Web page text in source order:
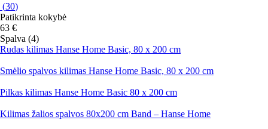
(30)
Patikrinta kokybė
63 €
Spalva (4)
Rudas kilimas Hanse Home Basic, 80 x 200 cm
Smėlio spalvos kilimas Hanse Home Basic, 80 x 200 cm
Pilkas kilimas Hanse Home Basic 80 x 200 cm
Kilimas žalios spalvos 80x200 cm Band – Hanse Home